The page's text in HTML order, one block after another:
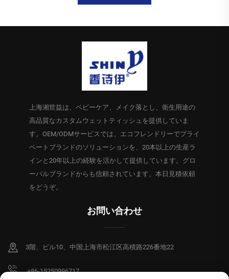
上海湘世益は、ベビーケア、メイク落とし、衛生用途の
高品質なカスタムウェットティッシュを提供していま
す。OEM/ODMサービスでは、エコフレンドリーでプライ
ベートブランドのソリューションを、20本以上の生産ラ
インと20年以上の経験を活かして提供しています。グロ
ーバルブランドからも信頼されています。本日見積依頼
をどうぞ。
お問い合わせ
3階、ビル10、中国上海市松江区高積路226番地22
+86-15250996717